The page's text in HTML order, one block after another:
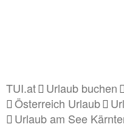
TUI.at Urlaub buchen
Österreich Urlaub
Urlaub am See